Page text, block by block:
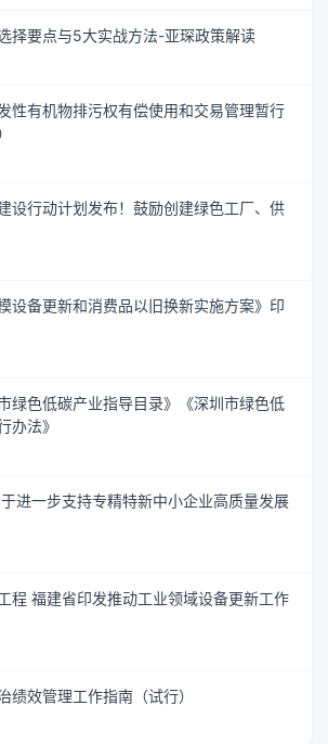
择要点与5大实战方法-亚琛政策解读
性有机物排污权有偿使用和交易管理暂行
设行动计划发布！鼓励创建绿色工厂、供
设备更新和消费品以旧换新实施方案》印
绿色低碳产业指导目录》《深圳市绿色低
办法》
进一步支持专精特新中小企业高质量发展
程 福建省印发推动工业领域设备更新工作
绩效管理工作指南（试行）